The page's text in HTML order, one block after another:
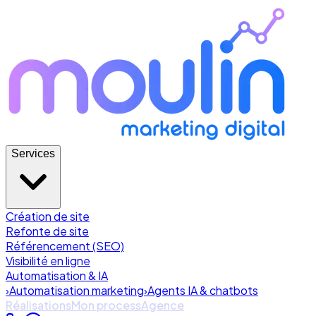
Services
Création de site
Refonte de site
Référencement (SEO)
Visibilité en ligne
Automatisation & IA
›Automatisation marketing›Agents IA & chatbots
RéalisationsMon processAgence